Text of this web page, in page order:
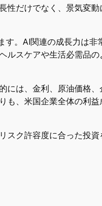
性だけでなく、景気変動
す。AI関連の成長力は非
スケアや生活必需品の
には、金利、原油価格、
、米国企業全体の利益
スク許容度に合った投